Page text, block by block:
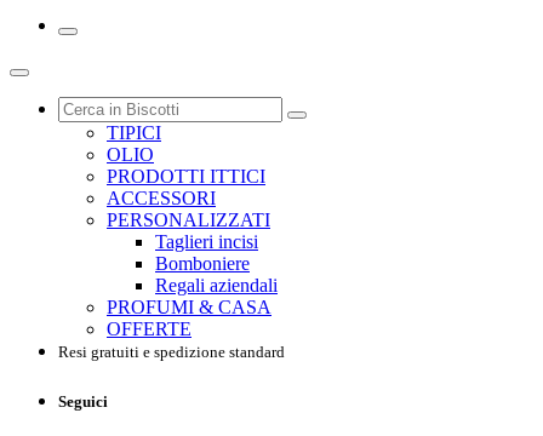
TIPICI
OLIO
PRODOTTI ITTICI
ACCESSORI
PERSONALIZZATI
Taglieri incisi
Bomboniere
Regali aziendali
PROFUMI & CASA
OFFERTE
Resi gratuiti e spedizione standard
Seguici